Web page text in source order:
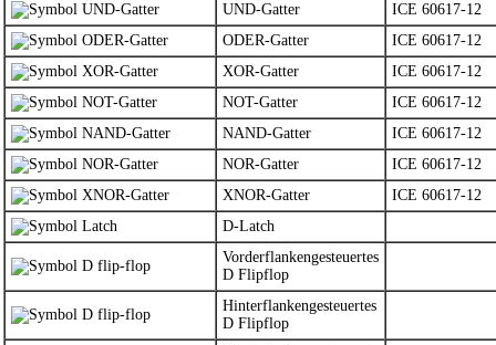
UND-Gatter
ICE 60617-12
ODER-Gatter
ICE 60617-12
XOR-Gatter
ICE 60617-12
NOT-Gatter
ICE 60617-12
NAND-Gatter
ICE 60617-12
NOR-Gatter
ICE 60617-12
XNOR-Gatter
ICE 60617-12
D-Latch
Vorderflankengesteuertes
D Flipflop
Hinterflankengesteuertes
D Flipflop